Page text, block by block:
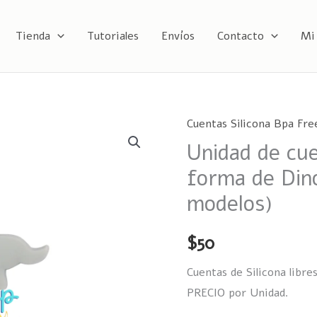
Tienda Tutoriales Envíos Contacto Mi
Cuentas Silicona Bpa
Unidad de
forma de
modelos)
$50
Cuentas de Silicona
PRECIO por Unidad.
Unidad
de
cuenta
de
silicona
de
Dinosaurio
BPA